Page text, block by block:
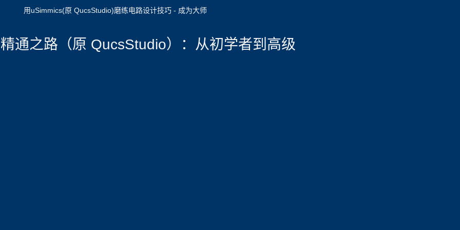
用uSimmics(原 QucsStudio)磨练电路设计技巧 - 成为大师
通之路（原 QucsStudio）：从初学者到高级